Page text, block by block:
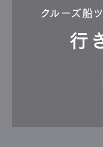
クルーズ船
行